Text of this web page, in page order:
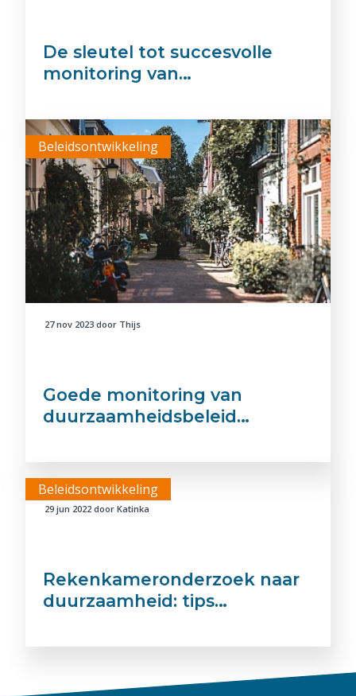
De sleutel tot succesvolle
monitoring van…
Beleidsontwikkeling
27 nov 2023 door Thijs
Goede monitoring van
duurzaamheidsbeleid…
Beleidsontwikkeling
29 jun 2022 door Katinka
Rekenkameronderzoek naar
duurzaamheid: tips…